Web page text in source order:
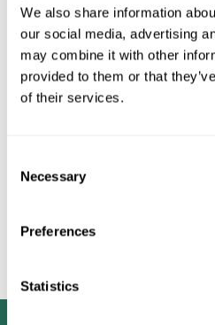
We also share information
our social media, advertising
may combine it with other
provided to them or that
of their services.
Selection
Necessary
Preferences
Statistics
James Siberski, Evelyn Shatil,
Bucher, Aubrey French, Sara
Rouse. Computer-Based
Intellectual and
American Journal of
والعشوائية، والتدخل مزدوجة
التعمية في كبار السن. الزهايمر والخرف: مجلة جمعية الزهايمر 2007,
Shatil E, Korczyn dC, Peretz
cognitivo en pacientes
Asociación de